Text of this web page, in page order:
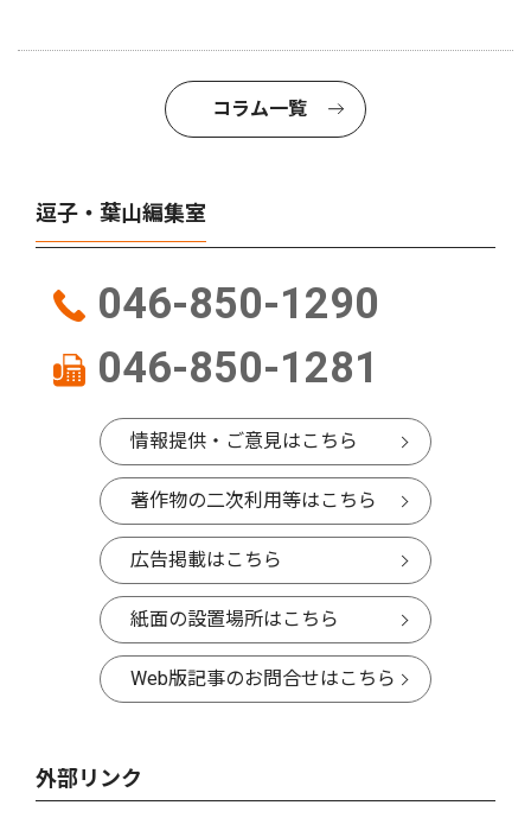
コラム一覧
逗子・葉山編集室
046-850-1290
046-850-1281
情報提供・ご意見はこちら
著作物の二次利用等はこちら
広告掲載はこちら
紙面の設置場所はこちら
Web版記事のお問合せはこちら
外部リンク